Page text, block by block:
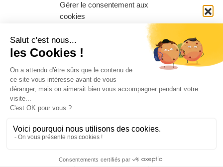
Gérer le consentement aux
cookies
Pour offrir les meilleures expériences, nous utilisons des technologies
telles que les cookies pour stocker et/ou accéder aux informations des
appareils. Le fait de consentir à ces technologies nous permettra de traiter
des données telles que le comportement de navigation ou les ID uniques
sur ce site. Le fait de ne pas consentir ou de retirer son consentement peut
avoir un effet négatif sur certaines caractéristiques et fonctions.
Refuser